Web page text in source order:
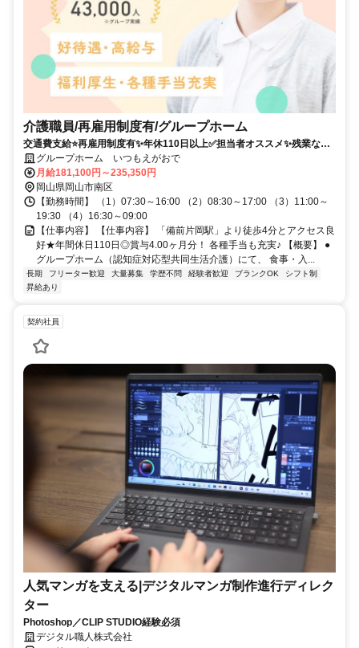
介護職員/再雇用制度有/グループホーム
交通費支給⭐️再雇用制度有✨年休110日以上✅️担当者オススメ✨残業なし
⭕️経験者優遇✨車通勤ＯＫ❗️週休2日⭐️駅チカ
グループホーム いつもえがおで
月給181,100円～235,350円
岡山県岡山市南区
【勤務時間】 （1）07:30～16:00 （2）08:30～17:00 （3）11:00～
19:30 （4）16:30～09:00
【仕事内容】 【仕事内容】 「備前片岡駅」より徒歩4分とアクセス良
好★年間休日110日◎賞与4.00ヶ月分！ 各種手当も充実♪ 【概要】 ●
グループホーム（認知症対応型共同生活介護）にて、 食事・入...
長期 フリーター歓迎 大量募集 学歴不問 経験者歓迎 ブランクOK
シフト制
昇給あり
契約社員
人気マンガを支える|デジタルマンガ制作進行ディレク
ター
Photoshop／CLIP STUDIO経験必須
デジタル職人株式会社